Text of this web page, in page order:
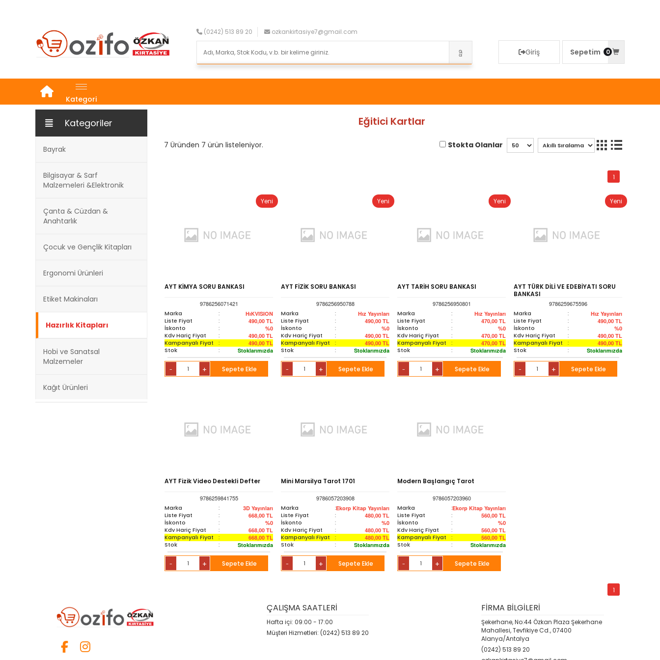
(0242) 513 89 20 ozkankirtasiye7@gmail.com
Giriş Sepetim 0
Kategori
Kategoriler
Bayrak
Bilgisayar & Sarf
Malzemeleri &Elektronik
Çanta & Cüzdan &
Anahtarlık
Çocuk ve Gençlik Kitapları
Ergonomi Ürünleri
Etiket Makinaları
Hazırlık Kitapları
Hobi ve Sanatsal
Malzemeler
Kağıt Ürünleri
Eğitici Kartlar
7 Üründen 7 ürün listeleniyor. Stokta Olanlar
1
Yeni
AYT KİMYA SORU BANKASI
9786256071421
Marka
: HıKVISION
Liste Fiyat : 490,00 TL
İskonto : %0
Kdv Hariç Fiyat : 490,00 TL
Kampanyalı Fiyat : 490,00 TL
Stok : Stoklarımızda
- + Sepete Ekle
Yeni
AYT FİZİK SORU BANKASI
9786256950788
Marka
: Hız Yayınları
Liste Fiyat : 490,00 TL
İskonto : %0
Kdv Hariç Fiyat : 490,00 TL
Kampanyalı Fiyat : 490,00 TL
Stok : Stoklarımızda
- + Sepete Ekle
Yeni
AYT TARİH SORU BANKASI
9786256950801
Marka
: Hız Yayınları
Liste Fiyat : 470,00 TL
İskonto : %0
Kdv Hariç Fiyat : 470,00 TL
Kampanyalı Fiyat : 470,00 TL
Stok : Stoklarımızda
- + Sepete Ekle
Yeni
AYT TÜRK DİLİ VE EDEBİYATI SORU
BANKASI
9786259675596
Marka
: Hız Yayınları
Liste Fiyat : 490,00 TL
İskonto : %0
Kdv Hariç Fiyat : 490,00 TL
Kampanyalı Fiyat : 490,00 TL
Stok : Stoklarımızda
- + Sepete Ekle
AYT Fizik Video Destekli Defter
9786259841755
Marka
: 3D Yayınları
Liste Fiyat : 668,00 TL
İskonto : %0
Kdv Hariç Fiyat : 668,00 TL
Kampanyalı Fiyat : 668,00 TL
Stok : Stoklarımızda
- + Sepete Ekle
Mini Marsilya Tarot 1701
9786057203908
Marka
:Ekorp Kitap Yayınları
Liste Fiyat : 480,00 TL
İskonto : %0
Kdv Hariç Fiyat : 480,00 TL
Kampanyalı Fiyat : 480,00 TL
Stok : Stoklarımızda
- + Sepete Ekle
Modern Başlangıç Tarot
9786057203960
Marka
:Ekorp Kitap Yayınları
Liste Fiyat : 560,00 TL
İskonto : %0
Kdv Hariç Fiyat : 560,00 TL
Kampanyalı Fiyat : 560,00 TL
Stok : Stoklarımızda
- + Sepete Ekle
1
ÇALIŞMA SAATLERİ
Hafta içi: 09:00 - 17:00
Müşteri Hizmetleri: (0242) 513 89 20
FİRMA BİLGİLERİ
Şekerhane, No:44 Özkan Plaza Şekerhane
Mahallesi, Tevfikiye Cd., 07400
Alanya/Antalya
(0242) 513 89 20